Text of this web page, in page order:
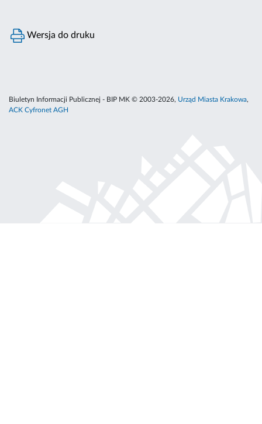
Wersja do druku
Biuletyn Informacji Publicznej - BIP MK © 2003-2026, Urząd Miasta Krakowa,
ACK Cyfronet AGH